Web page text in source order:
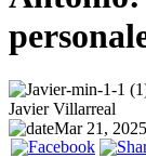
Javier Villarreal
Mar 21, 2025